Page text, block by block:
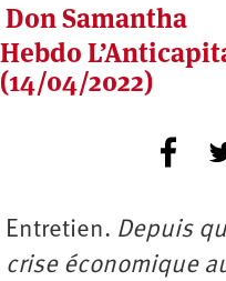
Don Samantha
Hebdo
(14/04/2022)
Entretien. Depuis
crise économique